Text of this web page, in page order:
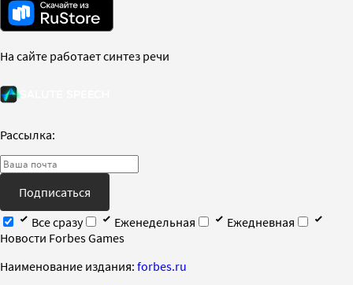
На сайте работает синтез речи
Рассылка:
Подписаться
Все сразу
Еженедельная
Ежедневная
Новости Forbes Games
Наименование издания: forbes.ru